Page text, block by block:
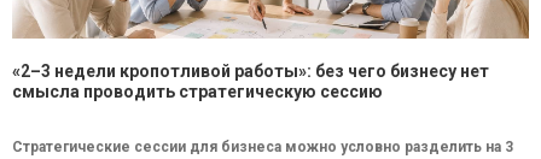
«2–3 недели кропотливой работы»: без чего бизнесу нет
смысла проводить стратегическую сессию
Стратегические сессии для бизнеса можно условно разделить на 3